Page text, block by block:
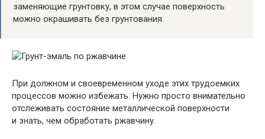
заменяющие грунтовку, в этом случае поверхность
можно окрашивать без грунтования.
При должном и своевременном уходе этих трудоемких
процессов можно избежать. Нужно просто внимательно
отслеживать состояние металлической поверхности
и знать, чем обработать ржавчину.